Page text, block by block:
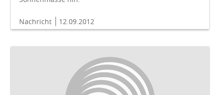
Nachricht 12.09.2012